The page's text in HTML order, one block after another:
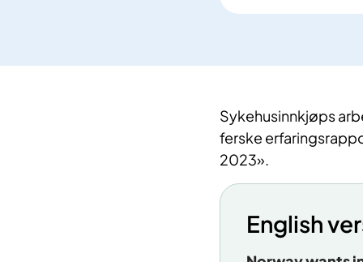
Sykehusinnkjøps
ferske
2023».
English